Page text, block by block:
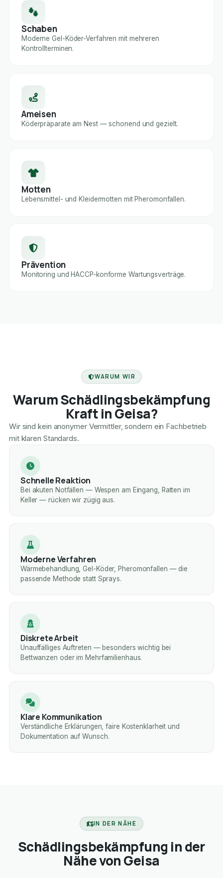
Schaben
Moderne Gel-Köder-Verfahren mit mehreren
Kontrollterminen.
Ameisen
Köderpräparate am Nest — schonend und gezielt.
Motten
Lebensmittel- und Kleidermotten mit Pheromonfallen.
Prävention
Monitoring und HACCP-konforme Wartungsverträge.
WARUM WIR
Warum Schädlingsbekämpfung
Kraft in Geisa?
Wir sind kein anonymer Vermittler, sondern ein Fachbetrieb
mit klaren Standards.
Schnelle Reaktion
Bei akuten Notfällen — Wespen am Eingang, Ratten im
Keller — rücken wir zügig aus.
Moderne Verfahren
Wärmebehandlung, Gel-Köder, Pheromonfallen — die
passende Methode statt Sprays.
Diskrete Arbeit
Unauffälliges Auftreten — besonders wichtig bei
Bettwanzen oder im Mehrfamilienhaus.
Klare Kommunikation
Verständliche Erklärungen, faire Kostenklarheit und
Dokumentation auf Wunsch.
IN DER NÄHE
Schädlingsbekämpfung in der
Nähe von Geisa